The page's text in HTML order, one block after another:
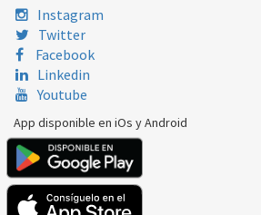
SAUNIER DUVAL
SAUNIER DUVAL
SAUNIER DUVAL
SAUNIER DUVAL
AQELECCB100D
SAUNIER DUVAL
Instagram
Twitter
Facebook
Linkedin
Youtube
App disponible en iOs y Android